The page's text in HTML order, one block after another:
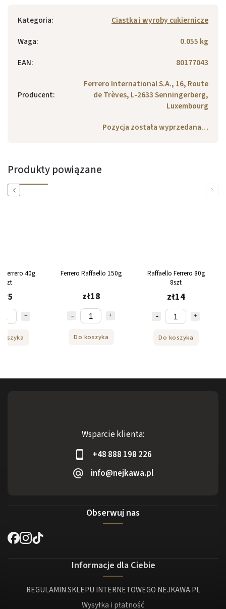
Kategoria:
Ciastka i wyroby cukiernicze
Waga:
0.055 kg
EAN: 80177043
Producent:
Ferrero International S.A., 16, Route
de Trèves, L-2633 Senningerberg,
Luxembourg
Pozycja została wyprzedana…
Produkty powiązane
Previous
Ferrero 40g
4szt
zł5
Ferrero Raffaello 150g
zł18
Do koszyka
Raffaello Ferrero 80g
8szt
zł14
Do koszyka
Next
Wsparcie klienta:
+48 888 198 226
info@nejkawa.pl
Obserwuj nas
Informacje dla Ciebie
REGULAMIN SKLEPU INTERNETOWEGO NEJKAWA.PL
Wysyłka i płatność